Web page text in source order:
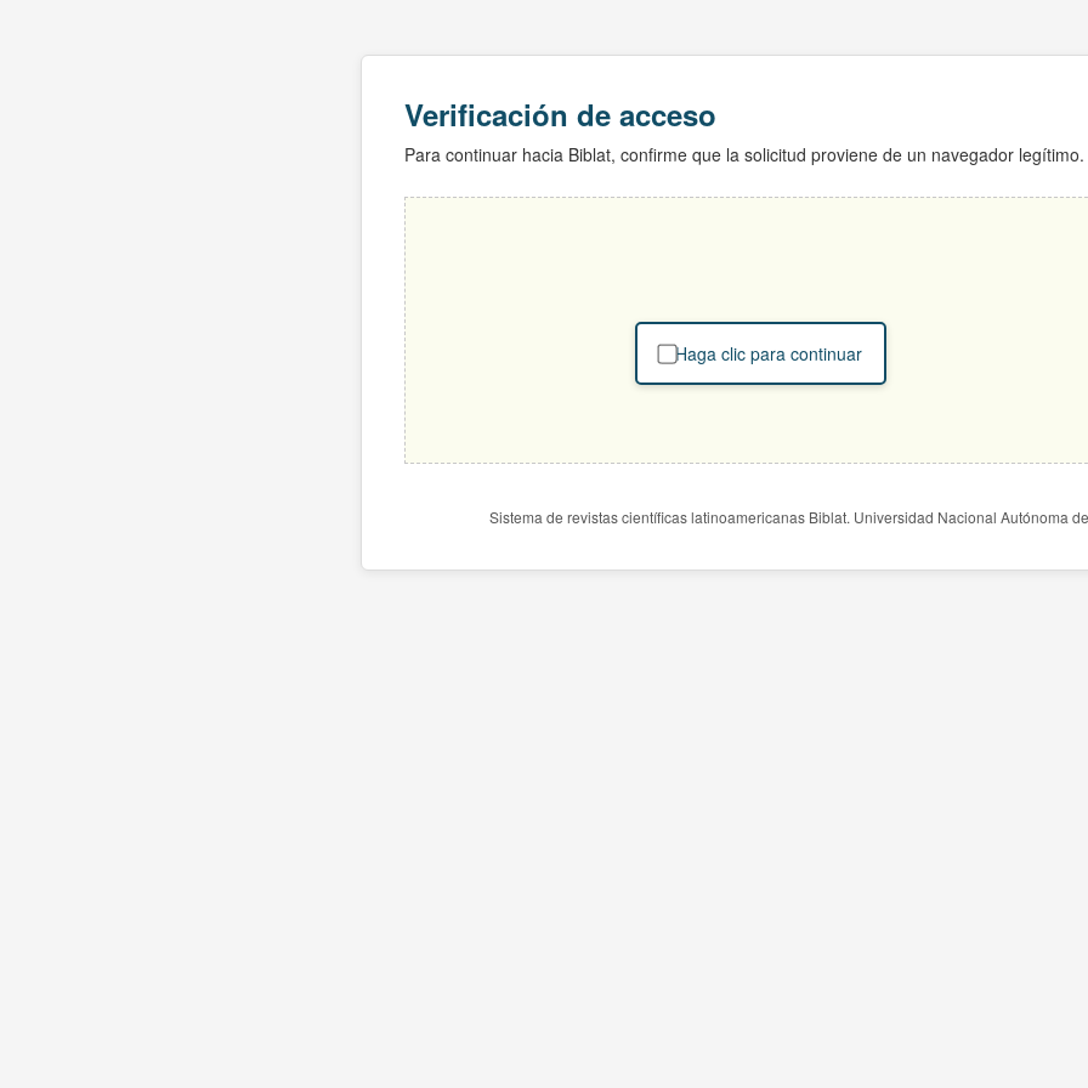
Verificación de acceso
Para continuar hacia Biblat, confirme que la solicitud proviene de un navegador legítimo.
Haga clic para continuar
Sistema de revistas científicas latinoamericanas Biblat. Universidad Nacional Autónoma